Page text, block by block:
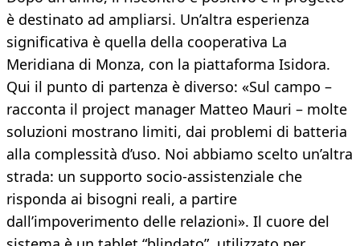
è destinato ad ampliarsi. Un’altra esperienza
significativa è quella della cooperativa La
Meridiana di Monza, con la piattaforma Isidora.
Qui il punto di partenza è diverso: «Sul campo –
racconta il project manager Matteo Mauri – molte
soluzioni mostrano limiti, dai problemi di batteria
alla complessità d’uso. Noi abbiamo scelto un’altra
strada: un supporto socio-assistenziale che
risponda ai bisogni reali, a partire
dall’impoverimento delle relazioni». Il cuore del